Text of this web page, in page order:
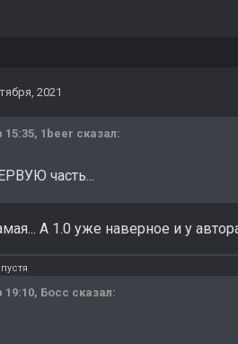
2021
15:35, 1beer сказал:
часть...
А 1.0 уже наверное и у
19:10, Босс сказал: